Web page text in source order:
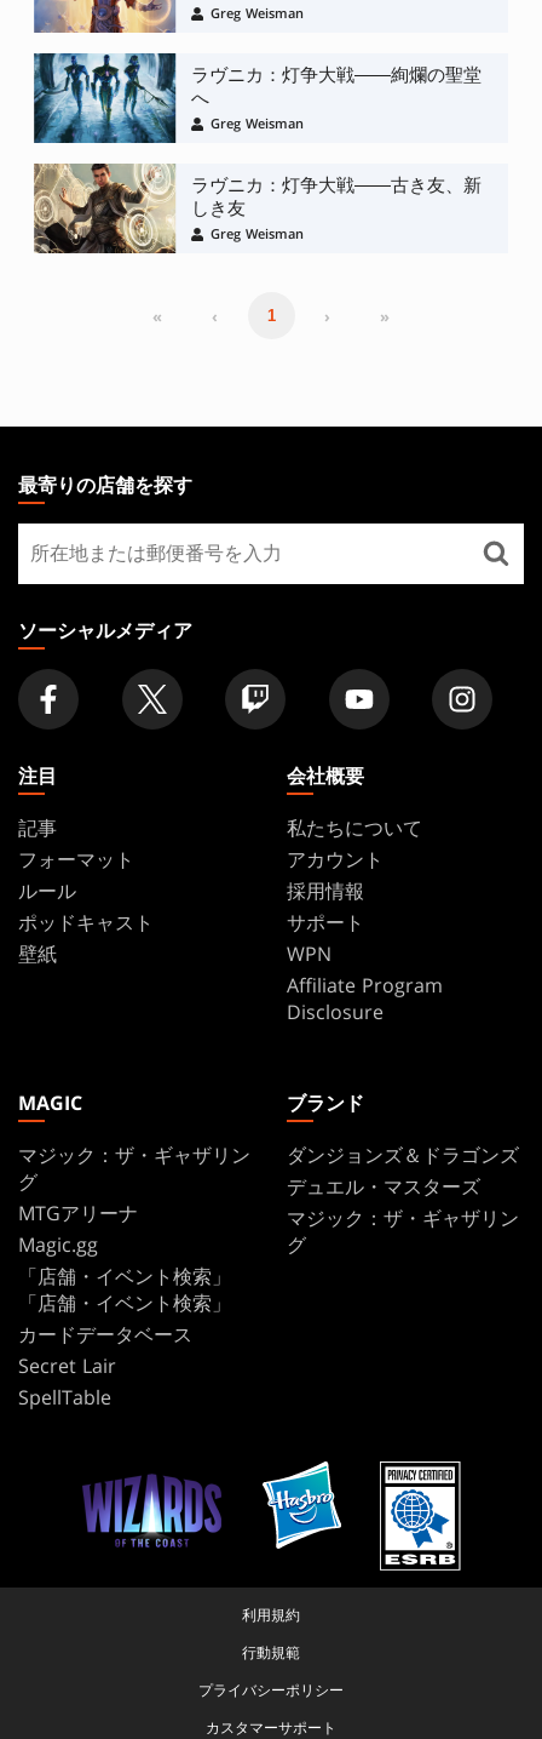
Greg Weisman
ラヴニカ：灯争大戦――絢爛の聖堂
へ
Greg Weisman
ラヴニカ：灯争大戦――古き友、新
しき友
Greg Weisman
« ‹ 1 › »
THE
GATHERING
FOOTER
最寄りの店舗を探す
寄
り
の
店
舗
を
探
ソーシャルメディア
注目
記事
フォーマット
ルール
ポッドキャスト
壁紙
会社概要
私たちについて
アカウント
採用情報
サポート
WPN
Affiliate Program
Disclosure
MAGIC
マジック：ザ・ギャザリン
グ
MTGアリーナ
Magic.gg
「店舗・イベント検索」
「店舗・イベント検索」
カードデータベース
Secret Lair
SpellTable
ブランド
ダンジョンズ＆ドラゴンズ
デュエル・マスターズ
マジック：ザ・ギャザリン
グ
利用規約
行動規範
プライバシーポリシー
カスタマーサポート